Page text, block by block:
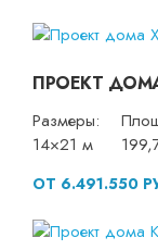
ПРОЕКТ
Размеры:
14×21 м
ОТ 6.491.550